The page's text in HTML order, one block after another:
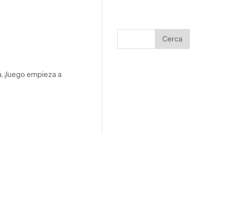
¡luego empieza a
Cerca